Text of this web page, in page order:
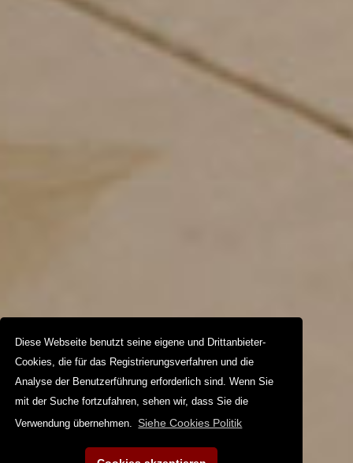
Diese Webseite benutzt seine eigene und Drittanbieter-
Cookies, die für das Registrierungsverfahren und die
Analyse der Benutzerführung erforderlich sind. Wenn Sie
mit der Suche fortzufahren, sehen wir, dass Sie die
Verwendung übernehmen. Siehe Cookies Politik